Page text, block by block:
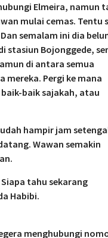
Elmeira, namun
mulai cemas. Tentu
semalam ini dia
stasiun Bojonggede,
di antara semua
mereka. Pergi ke mana
baik sajakah, atau
hampir jam
Wawan semakin
tahu sekarang
Habibi.
menghubungi